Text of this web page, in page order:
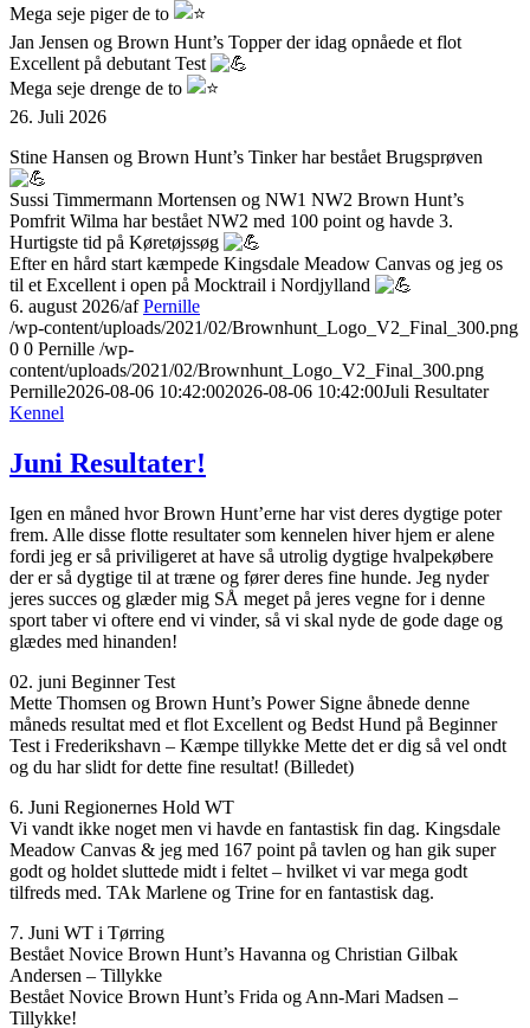
Mega seje piger de to
Jan Jensen og Brown Hunt’s Topper der idag opnåede et flot
Excellent på debutant Test
Mega seje drenge de to
26. Juli 2026
Stine Hansen og Brown Hunt’s Tinker har bestået Brugsprøven
Sussi Timmermann Mortensen og NW1 NW2 Brown Hunt’s
Pomfrit Wilma har bestået NW2 med 100 point og havde 3.
Hurtigste tid på Køretøjssøg
Efter en hård start kæmpede Kingsdale Meadow Canvas og jeg os
til et Excellent i open på Mocktrail i Nordjylland
6. august 2026/afPernille
/wp-content/uploads/2021/02/Brownhunt_Logo_V2_Final_300.png
0 0 Pernille /wp-
content/uploads/2021/02/Brownhunt_Logo_V2_Final_300.png
Pernille2026-08-06 10:42:002026-08-06 10:42:00Juli Resultater
Kennel
Juni Resultater!
Igen en måned hvor Brown Hunt’erne har vist deres dygtige poter
frem. Alle disse flotte resultater som kennelen hiver hjem er alene
fordi jeg er så priviligeret at have så utrolig dygtige hvalpekøbere
der er så dygtige til at træne og fører deres fine hunde. Jeg nyder
jeres succes og glæder mig SÅ meget på jeres vegne for i denne
sport taber vi oftere end vi vinder, så vi skal nyde de gode dage og
glædes med hinanden!
02. juni Beginner Test
Mette Thomsen og Brown Hunt’s Power Signe åbnede denne
måneds resultat med et flot Excellent og Bedst Hund på Beginner
Test i Frederikshavn – Kæmpe tillykke Mette det er dig så vel ondt
og du har slidt for dette fine resultat! (Billedet)
6. Juni Regionernes Hold WT
Vi vandt ikke noget men vi havde en fantastisk fin dag. Kingsdale
Meadow Canvas & jeg med 167 point på tavlen og han gik super
godt og holdet sluttede midt i feltet – hvilket vi var mega godt
tilfreds med. TAk Marlene og Trine for en fantastisk dag.
7. Juni WT i Tørring
Bestået Novice Brown Hunt’s Havanna og Christian Gilbak
Andersen – Tillykke
Bestået Novice Brown Hunt’s Frida og Ann-Mari Madsen –
Tillykke!